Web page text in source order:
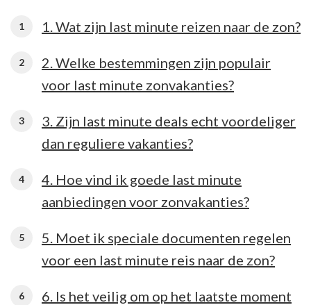
1. Wat zijn last minute reizen naar de zon?
2. Welke bestemmingen zijn populair
voor last minute zonvakanties?
3. Zijn last minute deals echt voordeliger
dan reguliere vakanties?
4. Hoe vind ik goede last minute
aanbiedingen voor zonvakanties?
5. Moet ik speciale documenten regelen
voor een last minute reis naar de zon?
6. Is het veilig om op het laatste moment